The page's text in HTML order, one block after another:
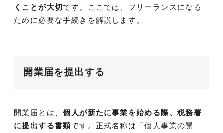
くことが大切です。ここでは、フリーランスになる
ために必要な手続きを解説します。
開業届を提出する
開業届とは、個人が新たに事業を始める際、税務署
に提出する書類です。正式名称は「個人事業の開